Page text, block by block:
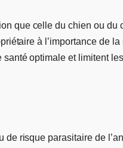
que celle du chien ou
à l’importance de
optimale et limitent
risque parasitaire de